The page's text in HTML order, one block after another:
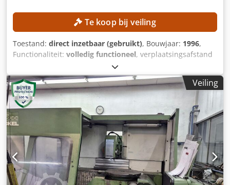
Te koop bij veiling
Toestand: direct inzetbaar (gebruikt), Bouwjaar: 1996,
Functionaliteit: volledig functioneel, verplaatsingsafstand
, verplaatsing Y-as:
verplaatsingsafstand Z-as:400 mm, tafelbreedte:300 mm,
tafel lengte:450 mm, Geen minimumprijs –
gegarandeerde verkoop tegen het hoogste bod!
TECHNISCHE GEGEVENS Verplaatsingsbereik X-as: 400 mm
Verplaatsingsbereik Y-as: 400 mm Codpfx Afjzpwx Hj Rorf
Verplaatsingsbereik Z-as: 400 mm Oppervlak van de
spanplaat: 300 x 450 mm Aantal schroefdraadgaten: 2 x 6
Veiling